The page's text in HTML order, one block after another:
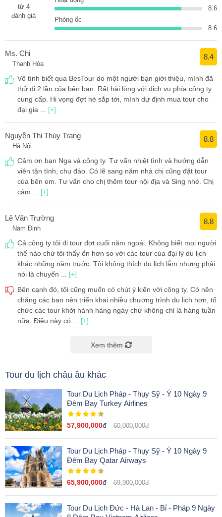
từ 4
đánh giá
8.6
Phòng ốc
8.6
8.4
Ms. Chi
Thanh Hóa
Vô tình biết qua BesTour do một người bạn giới thiệu, mình đã
thử đi 2 lần của bên bạn. Rất hài lòng với dịch vụ phía công ty
cung cấp. Hi vọng đợt hè sắp tới, mình dự định mua tour cho
đại gia ... [+]
8.8
Nguyễn Thị Thùy Trang
Hà Nội
Cảm ơn bạn Nga và công ty. Tư vấn nhiệt tình và hướng dẫn
viên tận tình, chu đáo. Có lẽ sang năm nhà chị cũng đặt tour
của bên em. Tư vấn cho chị thêm tour nội địa và Sing nhé. Chị
cảm ... [+]
8.8
Lê Văn Trường
Nam Định
Cả công ty tôi đi tour đợt cuối năm ngoái. Không biết mọi người
thế nào chứ tôi thấy ổn hơn so với các tour của đại lý du lịch
khác những năm trước. Tôi không thích du lịch lắm nhưng phải
nói là chuyến ... [+]
Bên cạnh đó, tôi cũng muốn có chút ý kiến với công ty. Có nên
chăng các bạn nên triển khai nhiều chương trình du lịch hơn, tổ
chức các tour khởi hành hàng ngày chứ không chỉ là hàng tuần
nữa. Điều này có ... [+]
Xem thêm
tour du lịch châu âu khác
Tour Du Lịch Pháp - Thụy Sỹ - Ý 10 Ngày 9
Đêm Bay Turkey Airlines
57,900,000đ 60,000,000đ
Tour Du Lịch Pháp - Thụy Sỹ - Ý 10 Ngày 9
Đêm Bay Qatar Airways
65,900,000đ 69,900,000đ
Tour Du Lịch Đức - Hà Lan - Bỉ - Pháp 9 Ngày